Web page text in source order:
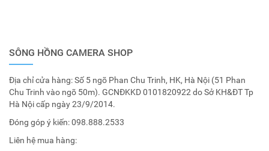
SÔNG HỒNG CAMERA SHOP
Địa chỉ cửa hàng: Số 5 ngõ Phan Chu Trinh, HK, Hà Nội (51 Phan
Chu Trinh vào ngõ 50m). GCNĐKKD 0101820922 do Sở KH&ĐT Tp
Hà Nội cấp ngày 23/9/2014.
Đóng góp ý kiến:098.888.2533
Liên hệ mua hàng: